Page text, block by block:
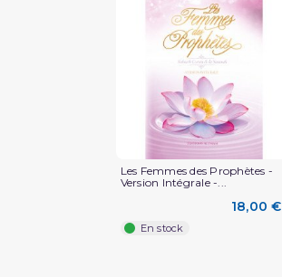
Les Femmes des Prophètes -
Version Intégrale -...
18,00 €
En stock